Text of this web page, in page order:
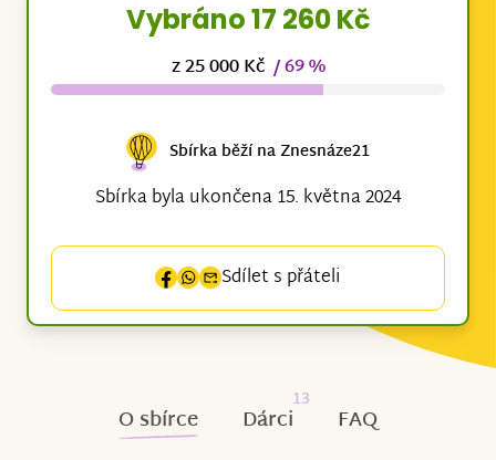
Vybráno 17 260 Kč
z 25 000 Kč / 69 %
Sbírka běží na Znesnáze21
Sbírka byla ukončena 15. května 2024
Sdílet s přáteli
O sbírce Dárci
13
FAQ